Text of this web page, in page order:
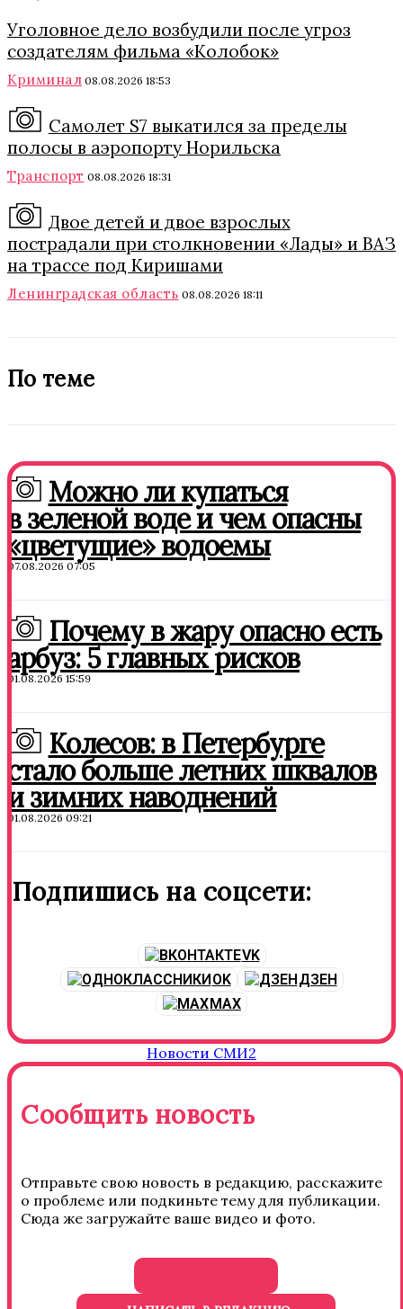
Уголовное дело возбудили после угроз
создателям фильма «Колобок»
Криминал 08.08.2026 18:53
Самолет S7 выкатился за пределы
полосы в аэропорту Норильска
Транспорт 08.08.2026 18:31
Двое детей и двое взрослых
пострадали при столкновении «Лады» и ВАЗ
на трассе под Киришами
Ленинградская область 08.08.2026 18:11
По теме
Можно ли купаться
в зеленой воде и чем опасны
«цветущие» водоемы
07.08.2026 07:05
Почему в жару опасно есть
арбуз: 5 главных рисков
01.08.2026 15:59
Колесов: в Петербурге
стало больше летних шквалов
и зимних наводнений
01.08.2026 09:21
Подпишись на соцсети:
VK
OK
ДЗЕН
MAX
Новости СМИ2
Сообщить новость
Отправьте свою новость в редакцию, расскажите
о проблеме или подкиньте тему для публикации.
Сюда же загружайте ваше видео и фото.